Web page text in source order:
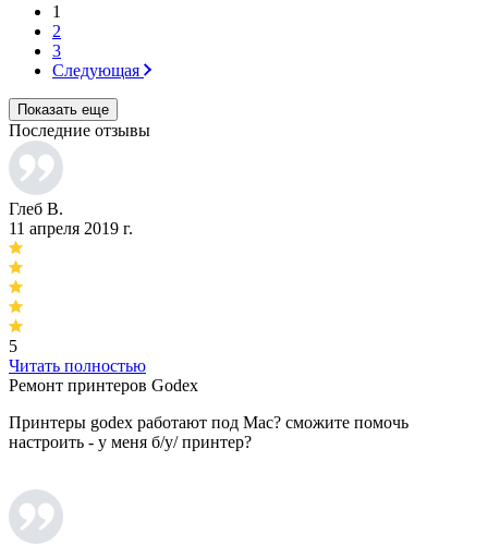
1
2
3
Следующая
Показать еще
Последние отзывы
Глеб В.
11 апреля 2019 г.
5
Читать полностью
Ремонт принтеров Godex
Принтеры godex работают под Mac? сможите помочь
настроить - у меня б/у/ принтер?